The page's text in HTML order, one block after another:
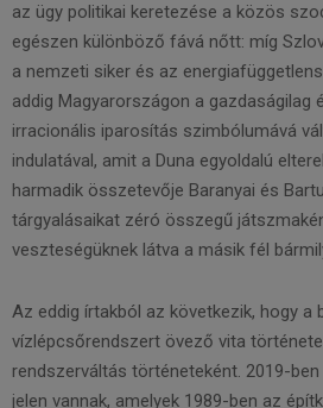
az ügy politikai keretezése a közös
egészen különböző fává nőtt: míg
a nemzeti siker és az
addig Magyarországon a gazdaságilag
irracionális iparosítás szimbólumává
indulatával, amit a Duna egyoldalú
harmadik összetevője Baranyai és
tárgyalásaikat zéró összegű
veszteségüknek látva a másik fél
Az eddig írtakból az következik, hogy a
vízlépcsőrendszert övező vita
rendszerváltás történeteként. 2019-
jelen vannak, amelyek 1989-ben az